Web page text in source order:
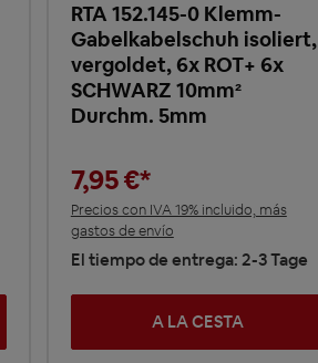
RTA 152.145-0 Klemm-
Gabelkabelschuh isoliert,
vergoldet, 6x ROT+ 6x
SCHWARZ 10mm²
Durchm. 5mm
7,95 €*
Precios con IVA 19% incluido, más
gastos de envío
El tiempo de entrega: 2-3 Tage
A LA CESTA